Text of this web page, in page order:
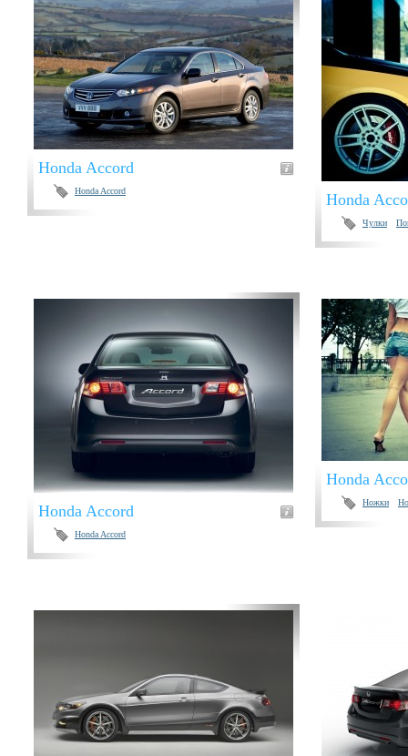
Honda Accord
Honda Accord Honda
Чулки
Honda Accord
Honda Accord
Honda
Ножки